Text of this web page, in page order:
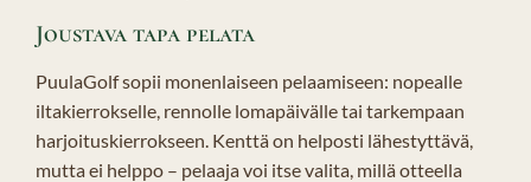
Joustava tapa pelata
PuulaGolf sopii monenlaiseen pelaamiseen: nopealle
iltakierrokselle, rennolle lomapäivälle tai tarkempaan
harjoituskierrokseen. Kenttä on helposti lähestyttävä,
mutta ei helppo – pelaaja voi itse valita, millä otteella